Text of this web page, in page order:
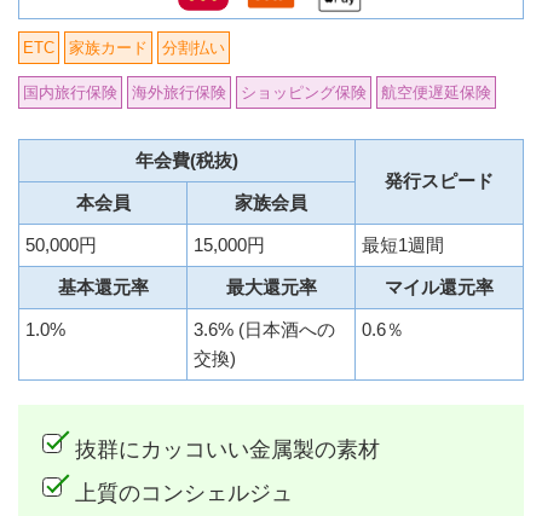
ETC 家族カード 分割払い
国内旅行保険 海外旅行保険 ショッピング保険 航空便遅延保険
年会費(税抜)
発行スピード
本会員
家族会員
50,000円 15,000円 最短1週間
基本還元率 最大還元率 マイル還元率
1.0%
3.6% (日本酒への
交換)
0.6％
抜群にカッコいい金属製の素材
上質のコンシェルジュ